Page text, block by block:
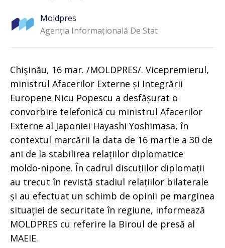
Moldpres
Agenția Informațională De Stat
Chişinău, 16 mar. /MOLDPRES/. Vicepremierul,
ministrul Afacerilor Externe și Integrării
Europene Nicu Popescu a desfășurat o
convorbire telefonică cu ministrul Afacerilor
Externe al Japoniei Hayashi Yoshimasa, în
contextul marcării la data de 16 martie a 30 de
ani de la stabilirea relațiilor diplomatice
moldo-nipone. În cadrul discuțiilor diplomații
au trecut în revistă stadiul relațiilor bilaterale
și au efectuat un schimb de opinii pe marginea
situației de securitate în regiune, informează
MOLDPRES cu referire la Biroul de presă al
MAEIE.